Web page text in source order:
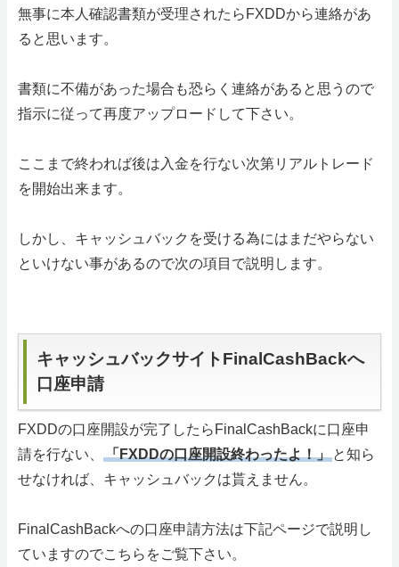
無事に本人確認書類が受理されたらFXDDから連絡があ
ると思います。
書類に不備があった場合も恐らく連絡があると思うので
指示に従って再度アップロードして下さい。
ここまで終われば後は入金を行ない次第リアルトレード
を開始出来ます。
しかし、キャッシュバックを受ける為にはまだやらない
といけない事があるので次の項目で説明します。
キャッシュバックサイトFinalCashBackへ
口座申請
FXDDの口座開設が完了したらFinalCashBackに口座申
請を行ない、
「FXDDの口座開設終わったよ！」 と知ら
せなければ、キャッシュバックは貰えません。
FinalCashBackへの口座申請方法は下記ページで説明し
ていますのでこちらをご覧下さい。